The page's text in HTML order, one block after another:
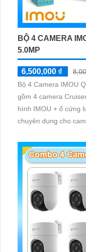
BỘ 4 CAMERA
5.0MP
6,500,000 ₫
Bộ 4 Camera IMOU
gồm 4 camera
hình IMOU + ổ cứng
chuyên dụng cho
cần giám sát ngoài